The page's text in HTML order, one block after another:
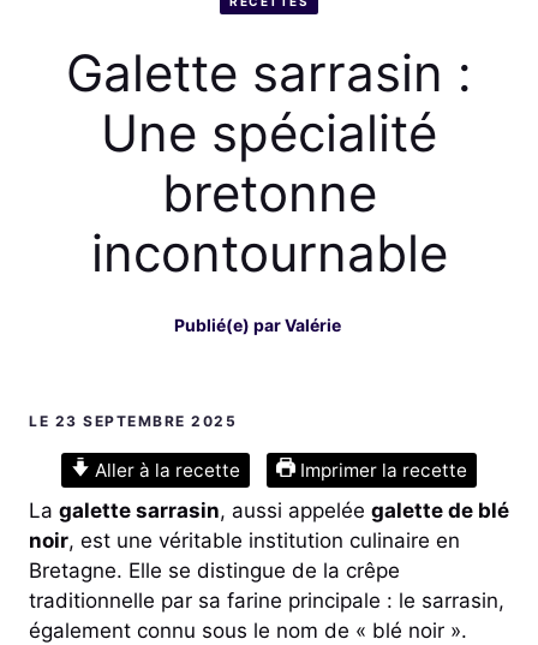
Galette sarrasin :
Une spécialité
bretonne
incontournable
Publié(e) parValérie
LE 23 SEPTEMBRE 2025
Aller à la recette Imprimer la recette
La galette sarrasin, aussi appelée galette de blé
noir, est une véritable institution culinaire en
Bretagne. Elle se distingue de la crêpe
traditionnelle par sa farine principale : le sarrasin,
également connu sous le nom de « blé noir ».